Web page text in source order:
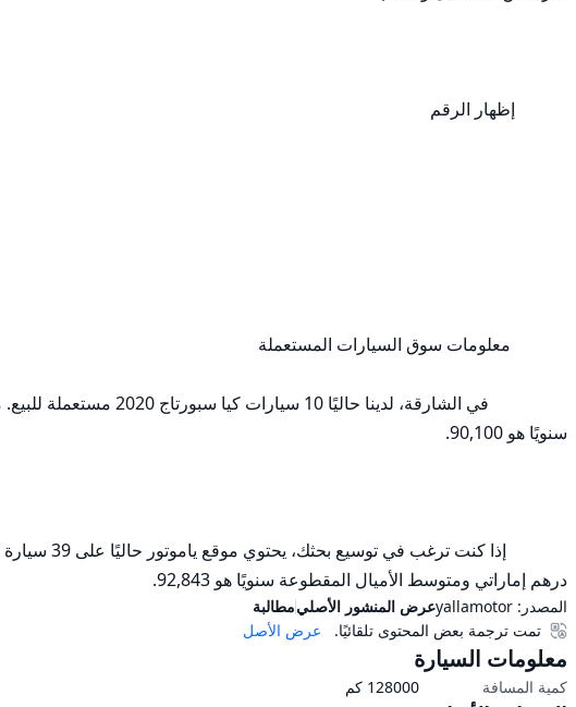
درهم إماراتي ومتوسط الأميال المقطوعة سنويًا هو 92,843.
المصدر: yallamotorعرض المنشور الأصليمطالبة
عرض الأصل
تمت ترجمة بعض المحتوى تلقائيًا.
معلومات السيارة
كمية المسافة 128000 كم